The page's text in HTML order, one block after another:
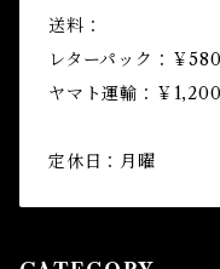
送料：
レターパック：￥580
ヤマト運輸：￥1,200
定休日：月曜